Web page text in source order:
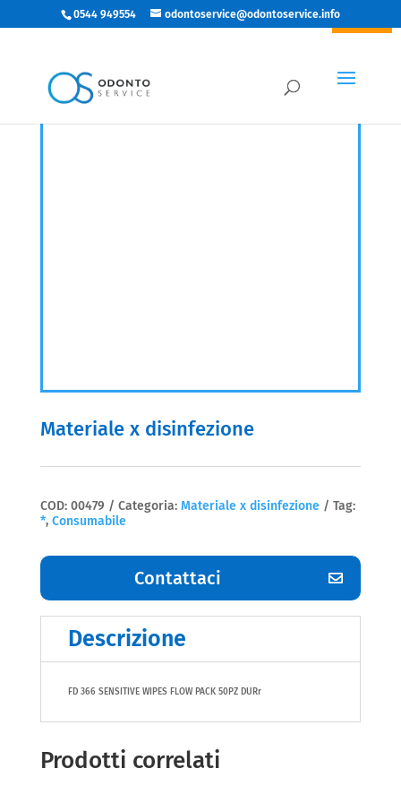
0544 949554 odontoservice@odontoservice.info
Materiale x disinfezione
COD: 00479 Categoria: Materiale x disinfezione
Tag:
*, Consumabile
Contattaci
Descrizione
FD 366 SENSITIVE WIPES FLOW PACK 50PZ DURr
Prodotti correlati